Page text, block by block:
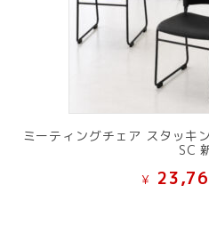
ミーティングチェア スタッキ
SC
¥